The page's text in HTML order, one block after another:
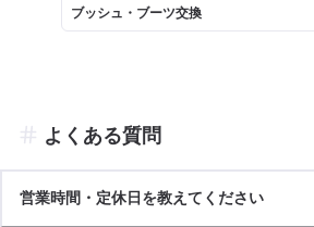
ブッシュ・ブーツ交換
よくある質問
営業時間・定休日を教えてください